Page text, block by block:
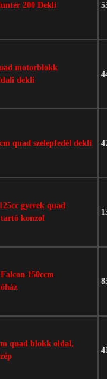
200 Dekli
motorblokk
dekli
quad szelepfedél dekli
gyerek quad
konzol
150ccm
quad blokk oldal,